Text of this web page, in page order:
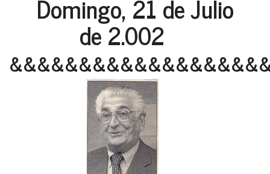
Domingo, 21 de Julio
de 2.002